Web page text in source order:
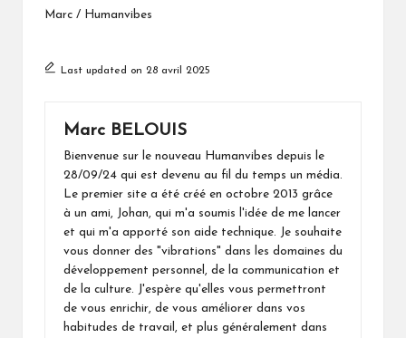
Marc / Humanvibes
Last updated on 28 avril 2025
Marc BELOUIS
Bienvenue sur le nouveau Humanvibes depuis le
28/09/24 qui est devenu au fil du temps un média.
Le premier site a été créé en octobre 2013 grâce
à un ami, Johan, qui m'a soumis l'idée de me lancer
et qui m'a apporté son aide technique. Je souhaite
vous donner des "vibrations" dans les domaines du
développement personnel, de la communication et
de la culture. J'espère qu'elles vous permettront
de vous enrichir, de vous améliorer dans vos
habitudes de travail, et plus généralement dans